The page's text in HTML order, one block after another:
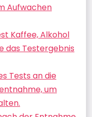
Aufwachen
Kaffee, Alkohol
das Testergebnis
Tests an die
um